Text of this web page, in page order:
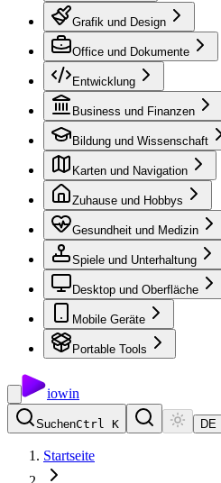
Grafik und Design
Office und Dokumente
Entwicklung
Business und Finanzen
Bildung und Wissenschaft
Karten und Navigation
Zuhause und Hobbys
Gesundheit und Medizin
Spiele und Unterhaltung
Desktop und Oberfläche
Mobile Geräte
Portable Tools
iowin
SuchenCtrl K DE
Startseite